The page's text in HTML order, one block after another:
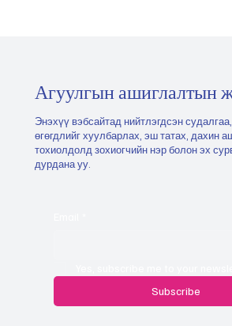
Агуулгын ашиглалтын
Subscribe
Энэхүү вэбсайтад нийтлэгдсэн
өгөгдлийг хуулбарлах, эш татах, дахин
тохиолдолд зохиогчийн нэр болон эх
дурдана уу.